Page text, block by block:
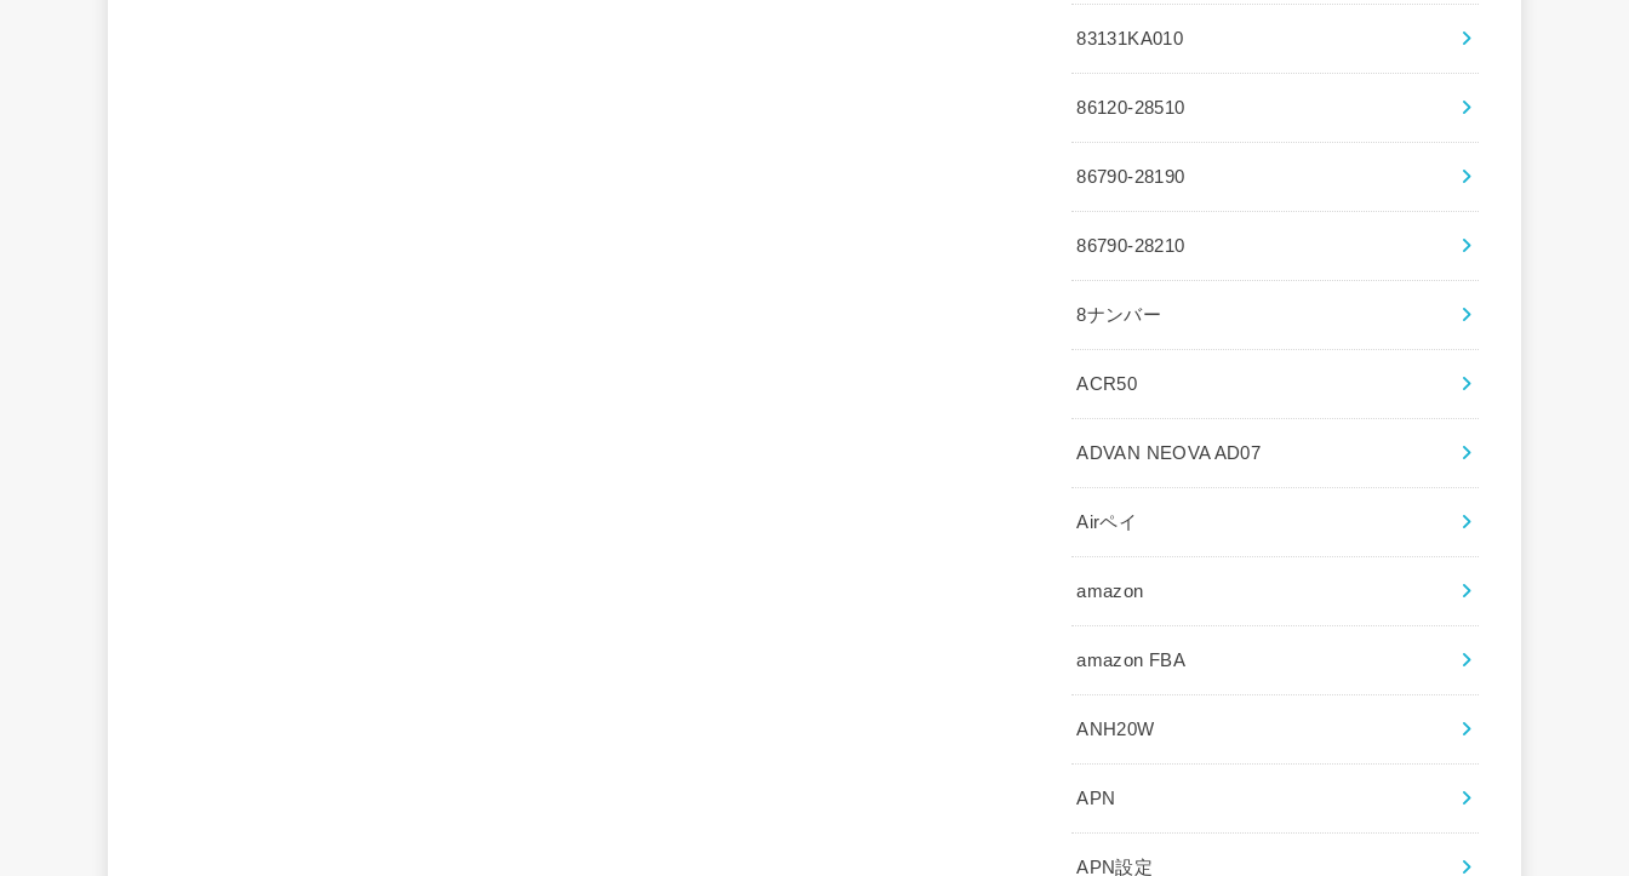
83131KA010
86120-28510
86790-28190
86790-28210
8ナンバー
ACR50
ADVAN NEOVA AD07
Airペイ
amazon
amazon FBA
ANH20W
APN
APN設定